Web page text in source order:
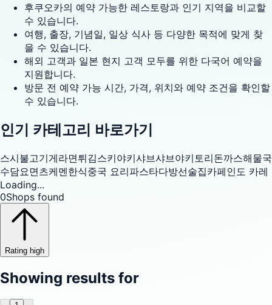
후쿠오카의 예약 가능한 레스토랑과 인기 지역을 비교할
수 있습니다.
여행, 출장, 기념일, 일상 식사 등 다양한 목적에 맞게 찾
을 수 있습니다.
해외 고객과 일본 현지 고객 모두를 위한 다국어 예약을
지원합니다.
방문 전 예약 가능 시간, 가격, 위치와 예약 조건을 확인할
수 있습니다.
인기 카테고리 바로가기
스시불고기게라면튀김스키야키샤브샤브 야키토리돈까스해물국
수담요면츠케멘한식중국 요리파스타다방선술집카페인도 카레
Loading...
0Shops found
Rating high
Showing results for